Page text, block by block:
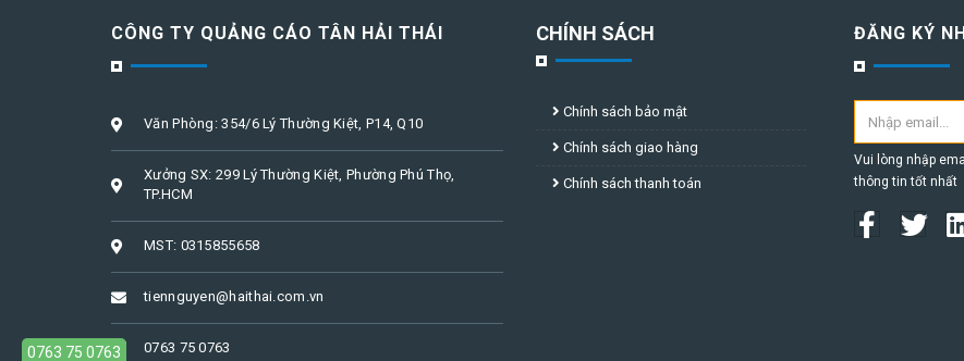
CÔNG TY QUẢNG CÁO TÂN HẢI THÁI
Văn Phòng: 354/6 Lý Thường Kiệt, P14, Q10
Xưởng SX: 299 Lý Thường Kiệt, Phường Phú Thọ,
TP.HCM
MST: 0315855658
tiennguyen@haithai.com.vn
0763 75 0763
CHÍNH SÁCH
Chính sách bảo mật
Chính sách giao hàng
Chính sách thanh toán
ĐĂNG KÝ
Vui lòng nhập
thông tin tốt nhất
0763 75 0763